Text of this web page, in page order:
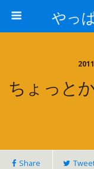
やっ
ちょっと
Share